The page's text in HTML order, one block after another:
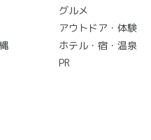
グルメ
アウトドア・体験
ホテル・宿・温泉
PR